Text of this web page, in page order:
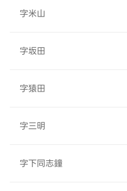
字米山
字坂田
字猿田
字三明
字下同志鐘